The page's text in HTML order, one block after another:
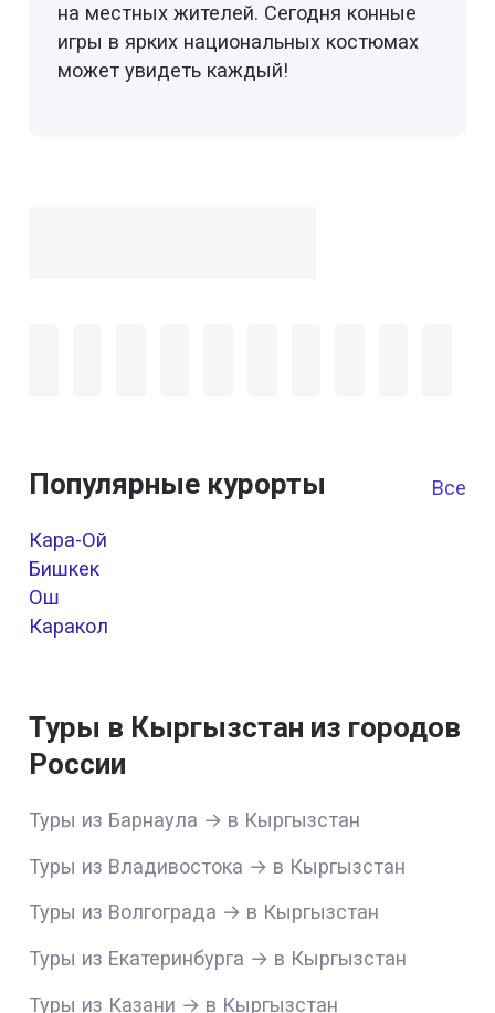
на местных жителей. Сегодня конные
игры в ярких национальных костюмах
может увидеть каждый!
Популярные курорты Все
Кара-Ой
Бишкек
Ош
Каракол
Туры в Кыргызстан из городов
России
Туры из Барнаула → в Кыргызстан
Туры из Владивостока → в Кыргызстан
Туры из Волгограда → в Кыргызстан
Туры из Екатеринбурга → в Кыргызстан
Туры из Казани → в Кыргызстан